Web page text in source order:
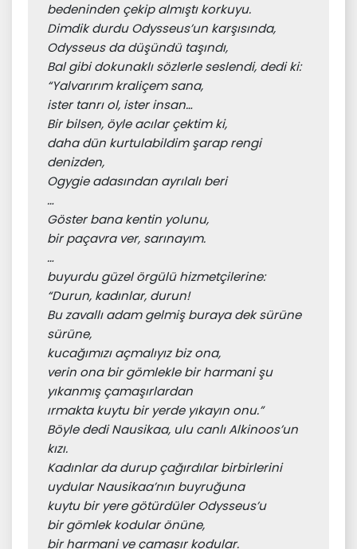
bedeninden çekip almıştı korkuyu.
Dimdik durdu Odysseus’un karşısında,
Odysseus da düşündü taşındı,
Bal gibi dokunaklı sözlerle seslendi, dedi ki:
“Yalvarırım kraliçem sana,
ister tanrı ol, ister insan…
Bir bilsen, öyle acılar çektim ki,
daha dün kurtulabildim şarap rengi
denizden,
Ogygie adasından ayrılalı beri
…
Göster bana kentin yolunu,
bir paçavra ver, sarınayım.
…
buyurdu güzel örgülü hizmetçilerine:
“Durun, kadınlar, durun!
Bu zavallı adam gelmiş buraya dek sürüne
sürüne,
kucağımızı açmalıyız biz ona,
verin ona bir gömlekle bir harmani şu
yıkanmış çamaşırlardan
ırmakta kuytu bir yerde yıkayın onu.”
Böyle dedi Nausikaa, ulu canlı Alkinoos’un
kızı.
Kadınlar da durup çağırdılar birbirlerini
uydular Nausikaa’nın buyruğuna
kuytu bir yere götürdüler Odysseus’u
bir gömlek kodular önüne,
bir harmani ve çamaşır kodular.